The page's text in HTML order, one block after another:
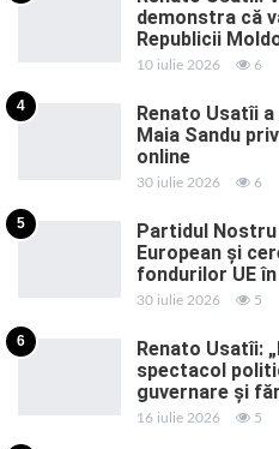
demonstra că
Republicii
10 iulie 2026 6
4
Renato Usatîi
Maia Sandu
online
30 iulie 2026 6
5
Partidul
European și
fondurilor UE
30 iulie 2026 5
6
Renato Usatîi:
spectacol
guvernare și
16 iulie 2026 5